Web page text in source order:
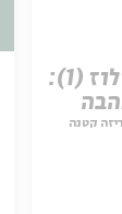
פרק 506 – אווה אילוז (1):
קטנה